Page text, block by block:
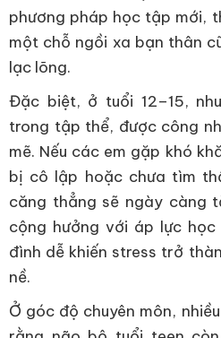
phương pháp học tập mới,
một chỗ ngồi xa bạn thân
lạc lõng.
Đặc biệt, ở tuổi 12–15,
trong tập thể, được công
mẽ. Nếu các em gặp khó
bị cô lập hoặc chưa tìm
căng thẳng sẽ ngày càng
cộng hưởng với áp lực
đình dễ khiến stress trở
nề.
Ở góc độ chuyên môn,